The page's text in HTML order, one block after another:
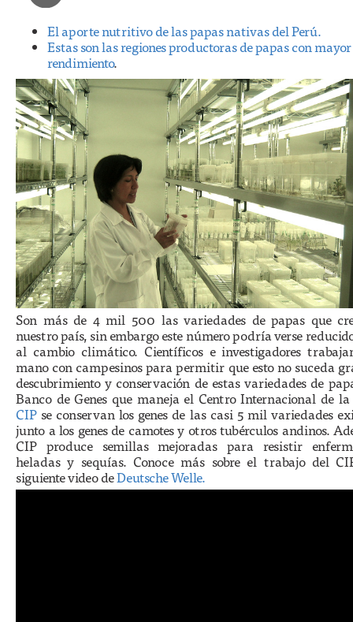
El aporte nutritivo de las papas nativas del Perú.
Estas son las regiones productoras de papas con mayor
rendimiento.
Son más de 4 mil 500 las variedades de papas que
nuestro país, sin embargo este número podría verse
al cambio climático. Científicos e investigadores
mano con campesinos para permitir que esto no suceda
descubrimiento y conservación de estas variedades de
Banco de Genes que maneja el Centro Internacional de
CIP se conservan los genes de las casi 5 mil variedades
junto a los genes de camotes y otros tubérculos andinos.
CIP produce semillas mejoradas para resistir
heladas y sequías. Conoce más sobre el trabajo del
siguiente video deDeutsche Welle.